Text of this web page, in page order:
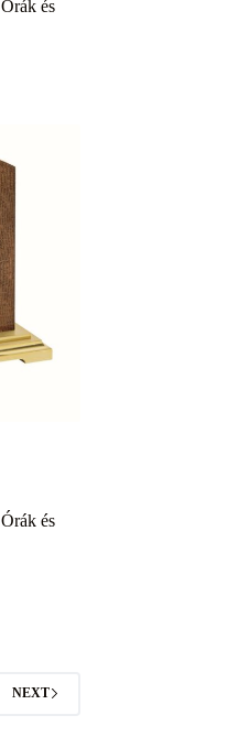
Órák és
Órák és
NEXT